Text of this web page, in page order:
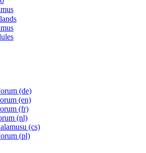
(de)
(en)
(fr)
(nl)
(cs)
(pl)